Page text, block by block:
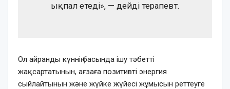
ықпал етеді», — дейді терапевт.
Ол айранды күннің басында ішу тәбетті
жақсартатынын, ағзаға позитивті энергия
сыйлайтынын және жүйке жүйесі жұмысын реттеуге